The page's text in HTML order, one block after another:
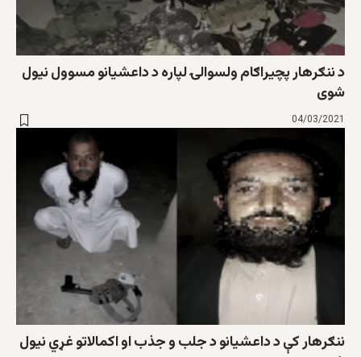
د ننګرهار پچیراګام ولسوالۍ لپاره د داعشیانو مسوول نیول
شوی
04/03/2021
ننګرهار کې د داعشیانو د جلب و جذب او اکمالاتو غړي نیول